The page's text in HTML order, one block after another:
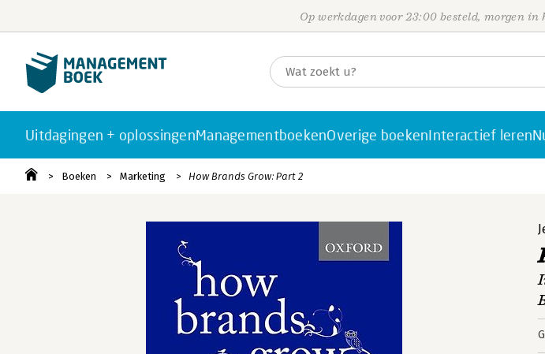
Op werkdagen voor 23:00 besteld, morgen in
Uitdagingen + oplossingenManagementboekenOverige boekenInteractief leren
Boeken Marketing How Brands Grow: Part 2